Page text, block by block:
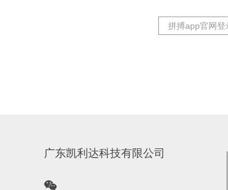
拼搏app官网登
广东凯利达科技有限公司